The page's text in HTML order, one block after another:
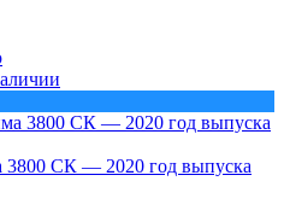
СК — 2020 год выпуска